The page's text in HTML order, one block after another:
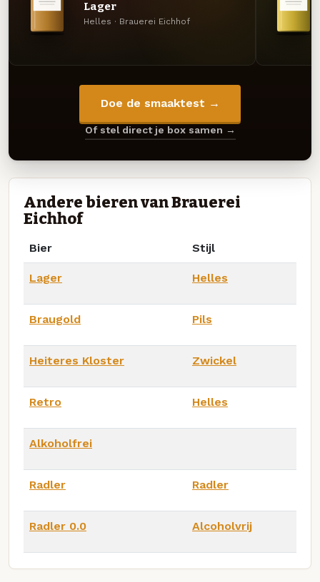
Lager
Helles · Brauerei Eichhof
Doe de smaaktest →
Of stel direct je box samen →
Andere bieren van Brauerei
Eichhof
Bier Stijl
Lager Helles
Braugold Pils
Heiteres Kloster Zwickel
Retro Helles
Alkoholfrei
Radler Radler
Radler 0.0 Alcoholvrij